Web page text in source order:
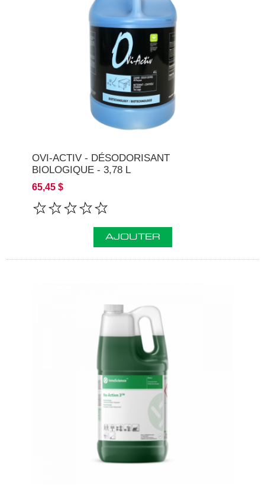
OVI-ACTIV - DÉSODORISANT
BIOLOGIQUE - 3,78 L
65,45 $
AJOUTER